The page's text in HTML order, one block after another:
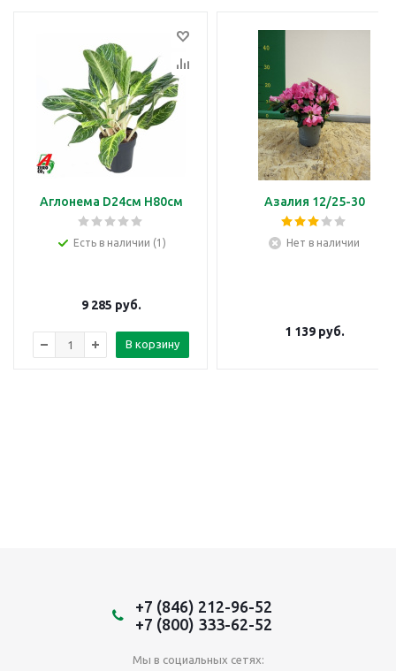
Аглонема D24см H80см
Есть в наличии (1)
9 285 руб.
В корзину
Азалия 12/25-30
Нет в наличии
1 139руб.
+7 (846) 212-96-52
+7 (800) 333-62-52
Мы в социальных сетях: